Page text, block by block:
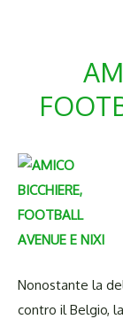
Nonostante la
contro il Belgio,